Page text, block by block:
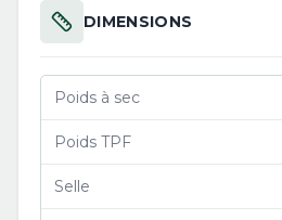
DIMENSIONS
Poids à sec
Poids TPF
Selle